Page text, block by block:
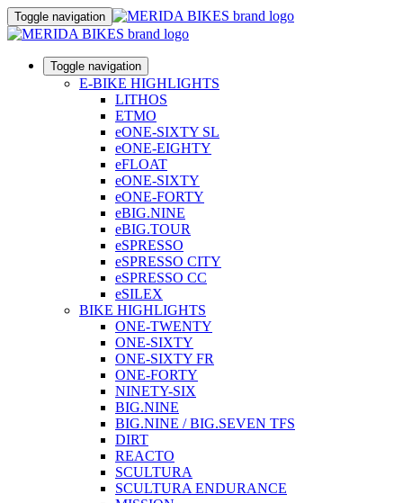
Toggle navigation
Toggle navigation
E-BIKE HIGHLIGHTS
LITHOS
ETMO
eONE-SIXTY SL
eONE-EIGHTY
eFLOAT
eONE-SIXTY
eONE-FORTY
eBIG.NINE
eBIG.TOUR
eSPRESSO
eSPRESSO CITY
eSPRESSO CC
eSILEX
BIKE HIGHLIGHTS
ONE-TWENTY
ONE-SIXTY
ONE-SIXTY FR
ONE-FORTY
NINETY-SIX
BIG.NINE
BIG.NINE / BIG.SEVEN TFS
DIRT
REACTO
SCULTURA
SCULTURA ENDURANCE